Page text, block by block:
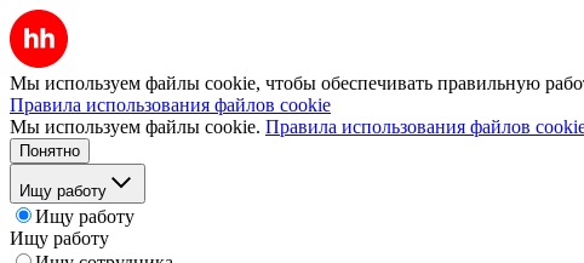
Мы используем файлы cookie, чтобы обеспечивать правильную
Правила использования файлов cookie
Мы используем файлы cookie. Правила использования файлов
Понятно
Ищу работу
Ищу работу
Ищу работу